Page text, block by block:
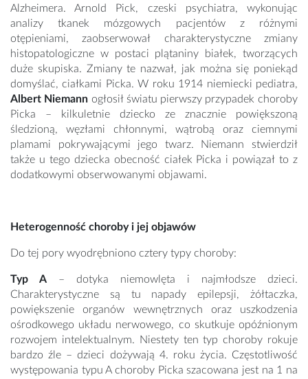
Alzheimera. Arnold Pick, czeski psychiatra, wykonując
analizy tkanek mózgowych pacjentów z różnymi
otępieniami, zaobserwował charakterystyczne zmiany
histopatologiczne w postaci plątaniny białek, tworzących
duże skupiska. Zmiany te nazwał, jak można się poniekąd
domyślać, ciałkami Picka. W roku 1914 niemiecki pediatra,
Albert Niemann ogłosił światu pierwszy przypadek choroby
Picka – kilkuletnie dziecko ze znacznie powiększoną
śledzioną, węzłami chłonnymi, wątrobą oraz ciemnymi
plamami pokrywającymi jego twarz. Niemann stwierdził
także u tego dziecka obecność ciałek Picka i powiązał to z
dodatkowymi obserwowanymi objawami.
Heterogenność choroby i jej objawów
Do tej pory wyodrębniono cztery typy choroby:
Typ A – dotyka niemowlęta i najmłodsze dzieci.
Charakterystyczne są tu napady epilepsji, żółtaczka,
powiększenie organów wewnętrznych oraz uszkodzenia
ośrodkowego układu nerwowego, co skutkuje opóźnionym
rozwojem intelektualnym. Niestety ten typ choroby rokuje
bardzo źle – dzieci dożywają 4. roku życia. Częstotliwość
występowania typu A choroby Picka szacowana jest na 1 na